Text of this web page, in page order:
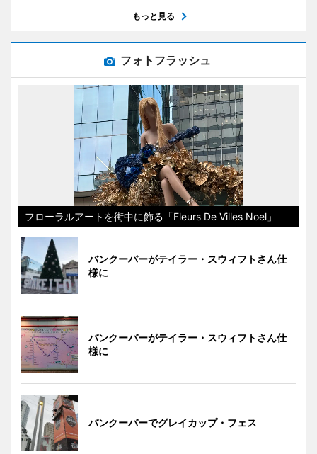
もっと見る
フォトフラッシュ
フローラルアートを街中に飾る「Fleurs De Villes Noel」
バンクーバーがテイラー・スウィフトさん仕
様に
バンクーバーがテイラー・スウィフトさん仕
様に
バンクーバーでグレイカップ・フェス